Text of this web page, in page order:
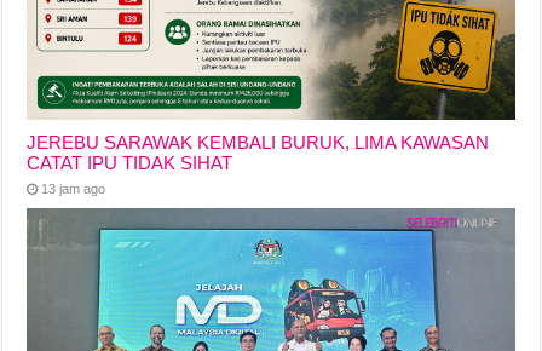
JEREBU SARAWAK KEMBALI BURUK, LIMA KAWASAN
CATAT IPU TIDAK SIHAT
13 jam ago